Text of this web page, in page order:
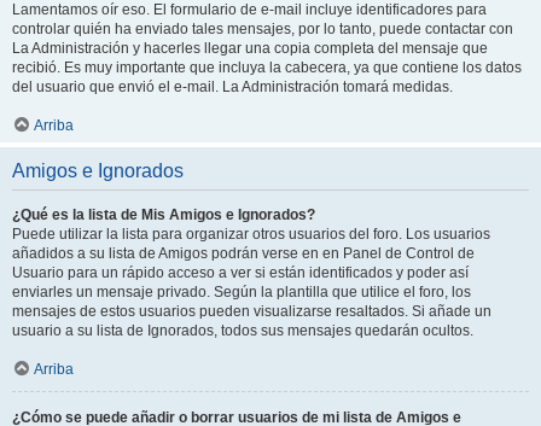
Lamentamos oír eso. El formulario de e-mail incluye identificadores para
controlar quién ha enviado tales mensajes, por lo tanto, puede contactar con
La Administración y hacerles llegar una copia completa del mensaje que
recibió. Es muy importante que incluya la cabecera, ya que contiene los datos
del usuario que envió el e-mail. La Administración tomará medidas.
Arriba
Amigos e Ignorados
¿Qué es la lista de Mis Amigos e Ignorados?
Puede utilizar la lista para organizar otros usuarios del foro. Los usuarios
añadidos a su lista de Amigos podrán verse en en Panel de Control de
Usuario para un rápido acceso a ver si están identificados y poder así
enviarles un mensaje privado. Según la plantilla que utilice el foro, los
mensajes de estos usuarios pueden visualizarse resaltados. Si añade un
usuario a su lista de Ignorados, todos sus mensajes quedarán ocultos.
Arriba
¿Cómo se puede añadir o borrar usuarios de mi lista de Amigos e